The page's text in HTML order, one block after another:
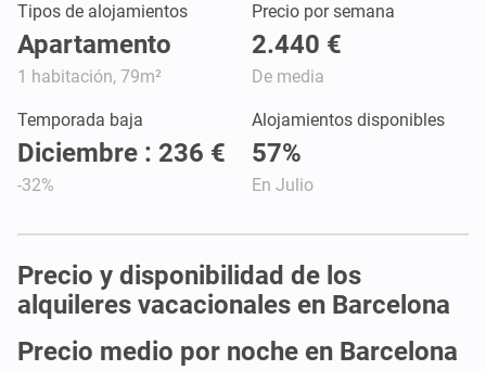
Tipos de alojamientos
Apartamento
1 habitación, 79m²
Precio por semana
2.440 €
De media
Temporada baja
Diciembre : 236 €
-32%
Alojamientos disponibles
57%
En Julio
Precio y disponibilidad de los
alquileres vacacionales en Barcelona
Precio medio por noche en Barcelona